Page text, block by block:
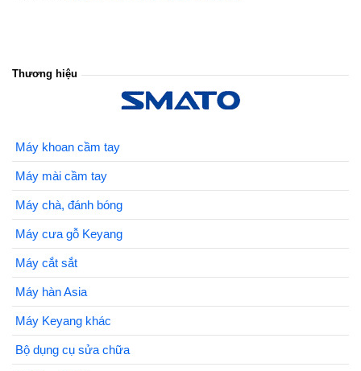
Thương hiệu
Máy khoan cầm tay
Máy mài cầm tay
Máy chà, đánh bóng
Máy cưa gỗ Keyang
Máy cắt sắt
Máy hàn Asia
Máy Keyang khác
Bộ dụng cụ sửa chữa